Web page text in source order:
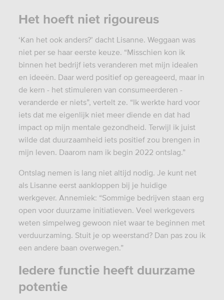
Het hoeft niet rigoureus
‘Kan het ook anders?’ dacht Lisanne. Weggaan was
niet per se haar eerste keuze. “Misschien kon ik
binnen het bedrijf iets veranderen met mijn idealen
en ideeën. Daar werd positief op gereageerd, maar in
de kern - het stimuleren van consumeerderen -
veranderde er niets”, vertelt ze. “Ik werkte hard voor
iets dat me eigenlijk niet meer diende en dat had
impact op mijn mentale gezondheid. Terwijl ik juist
wilde dat duurzaamheid iets positief zou brengen in
mijn leven. Daarom nam ik begin 2022 ontslag.”
Ontslag nemen is lang niet altijd nodig. Je kunt net
als Lisanne eerst aankloppen bij je huidige
werkgever. Annemiek: “Sommige bedrijven staan erg
open voor duurzame initiatieven. Veel werkgevers
weten simpelweg gewoon niet waar te beginnen met
verduurzaming. Stuit je op weerstand? Dan pas zou ik
een andere baan overwegen.”
Iedere functie heeft duurzame
potentie